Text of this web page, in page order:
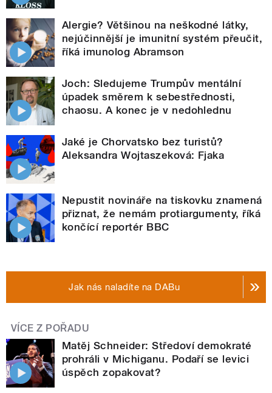
Alergie? Většinou na neškodné látky,
nejúčinnější je imunitní systém přeučit,
říká imunolog Abramson
Joch: Sledujeme Trumpův mentální
úpadek směrem k sebestřednosti,
chaosu. A konec je v nedohlednu
Jaké je Chorvatsko bez turistů?
Aleksandra Wojtaszeková: Fjaka
Nepustit novináře na tiskovku znamená
přiznat, že nemám protiargumenty, říká
končící reportér BBC
Jak nás naladíte na DABu
VÍCE Z POŘADU
Matěj Schneider: Středoví demokraté
prohráli v Michiganu. Podaří se levici
úspěch zopakovat?